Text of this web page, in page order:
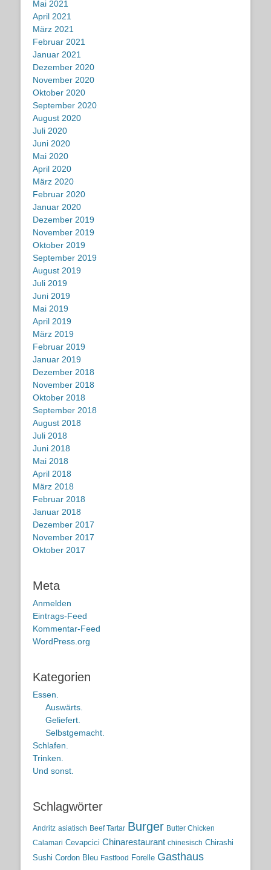
Mai 2021
April 2021
März 2021
Februar 2021
Januar 2021
Dezember 2020
November 2020
Oktober 2020
September 2020
August 2020
Juli 2020
Juni 2020
Mai 2020
April 2020
März 2020
Februar 2020
Januar 2020
Dezember 2019
November 2019
Oktober 2019
September 2019
August 2019
Juli 2019
Juni 2019
Mai 2019
April 2019
März 2019
Februar 2019
Januar 2019
Dezember 2018
November 2018
Oktober 2018
September 2018
August 2018
Juli 2018
Juni 2018
Mai 2018
April 2018
März 2018
Februar 2018
Januar 2018
Dezember 2017
November 2017
Oktober 2017
Meta
Anmelden
Eintrags-Feed
Kommentar-Feed
WordPress.org
Kategorien
Essen.
Auswärts.
Geliefert.
Selbstgemacht.
Schlafen.
Trinken.
Und sonst.
Schlagwörter
Andritz asiatisch Beef Tartar Burger Butter Chicken
Calamari Cevapcici Chinarestaurant chinesisch Chirashi
Sushi Cordon Bleu Fastfood Forelle Gasthaus